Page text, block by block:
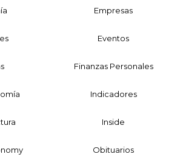
Empresas
Eventos
Finanzas Personales
Indicadores
Inside
Obituarios